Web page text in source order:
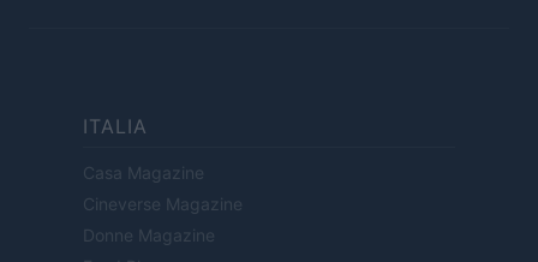
ITALIA
Casa Magazine
Cineverse Magazine
Donne Magazine